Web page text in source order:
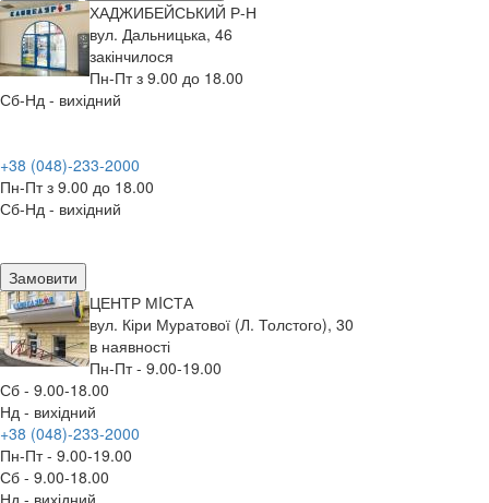
ХАДЖИБЕЙСЬКИЙ Р-Н
вул. Дальницька, 46
закінчилося
Пн-Пт з 9.00 до 18.00
Сб-Нд - вихідний
+38 (048)-233-2000
Пн-Пт з 9.00 до 18.00
Сб-Нд - вихідний
Замовити
ЦЕНТР МIСТА
вул. Кіри Муратової (Л. Толстого), 30
в наявності
Пн-Пт - 9.00-19.00
Сб - 9.00-18.00
Нд - вихідний
+38 (048)-233-2000
Пн-Пт - 9.00-19.00
Сб - 9.00-18.00